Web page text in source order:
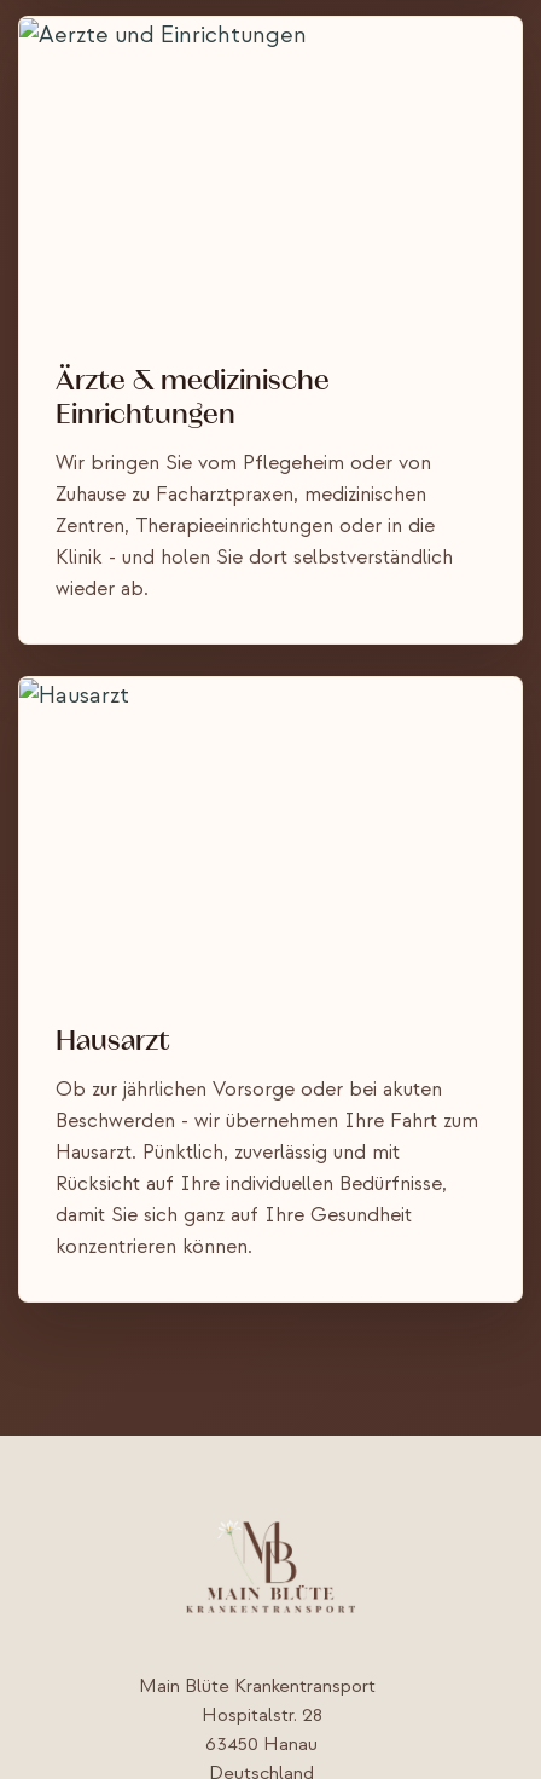
Ärzte & medizinische
Einrichtungen
Wir bringen Sie vom Pflegeheim oder von
Zuhause zu Facharztpraxen, medizinischen
Zentren, Therapieeinrichtungen oder in die
Klinik - und holen Sie dort selbstverständlich
wieder ab.
Hausarzt
Ob zur jährlichen Vorsorge oder bei akuten
Beschwerden - wir übernehmen Ihre Fahrt zum
Hausarzt. Pünktlich, zuverlässig und mit
Rücksicht auf Ihre individuellen Bedürfnisse,
damit Sie sich ganz auf Ihre Gesundheit
konzentrieren können.
Main Blüte Krankentransport
Hospitalstr. 28
63450 Hanau
Deutschland